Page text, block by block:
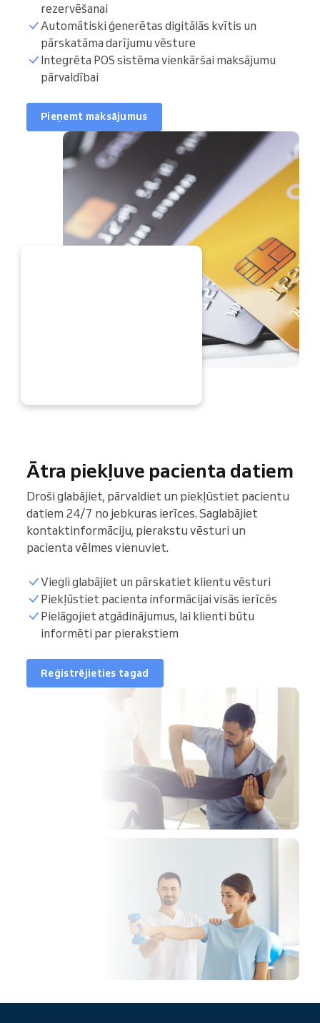
rezervēšanai
Automātiski ģenerētas digitālās kvītis un
pārskatāma darījumu vēsture
Integrēta POS sistēma vienkāršai maksājumu
pārvaldībai
Pieņemt maksājumus
Ātra piekļuve pacienta datiem
Droši glabājiet, pārvaldiet un piekļūstiet pacientu
datiem 24/7 no jebkuras ierīces. Saglabājiet
kontaktinformāciju, pierakstu vēsturi un
pacienta vēlmes vienuviet.
Viegli glabājiet un pārskatiet klientu vēsturi
Piekļūstiet pacienta informācijai visās ierīcēs
Pielāgojiet atgādinājumus, lai klienti būtu
informēti par pierakstiem
Reģistrējieties tagad